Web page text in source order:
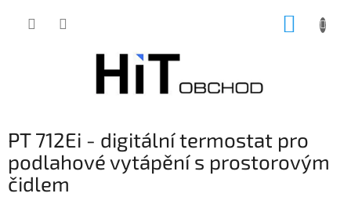
PT 712Ei - digitální termostat pro
podlahové vytápění s prostorovým
čidlem